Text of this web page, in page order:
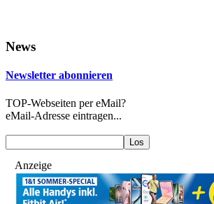
News
Newsletter abonnieren
TOP-Webseiten per eMail?
eMail-Adresse eintragen...
Anzeige